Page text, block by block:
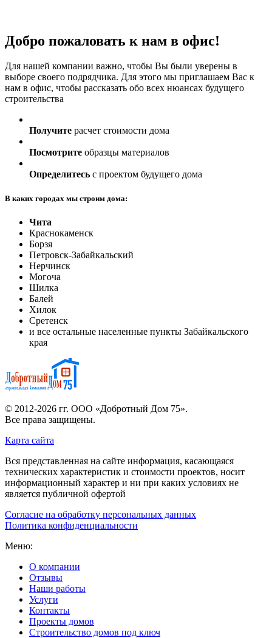
Добро пожаловать к нам в офис!
Для нашей компании важно, чтобы Вы были уверены в
выборе своего подрядчика. Для этого мы приглашаем Вас к
нам в офис, чтобы рассказать обо всех нюансах будущего
строительства
Получите расчет стоимости дома
Посмотрите образцы материалов
Определитесь с проектом будущего дома
В каких городах мы строим дома:
Чита
Краснокаменск
Борзя
Петровск-Забайкальский
Нерчинск
Могоча
Шилка
Балей
Хилок
Сретенск
и все остальные населенные пункты Забайкальского
края
© 2012-2026 гг. ООО «Добротный Дом 75».
Все права защищены.
Карта сайта
Вся представленная на сайте информация, касающаяся
технических характеристик и стоимости проектов, носит
информационный характер и ни при каких условиях не
является публичной офертой
Согласие на обработку персональных данных
Политика конфиденциальности
Меню:
О компании
Отзывы
Наши работы
Услуги
Контакты
Проекты домов
Строительство домов под ключ